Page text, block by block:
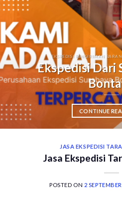
EKSPEDISI PENGIRIMAN
Ekspedisi Dari
CONTINUE
JASA EKSPEDISI
Jasa Ekspedisi
POSTED ON 2